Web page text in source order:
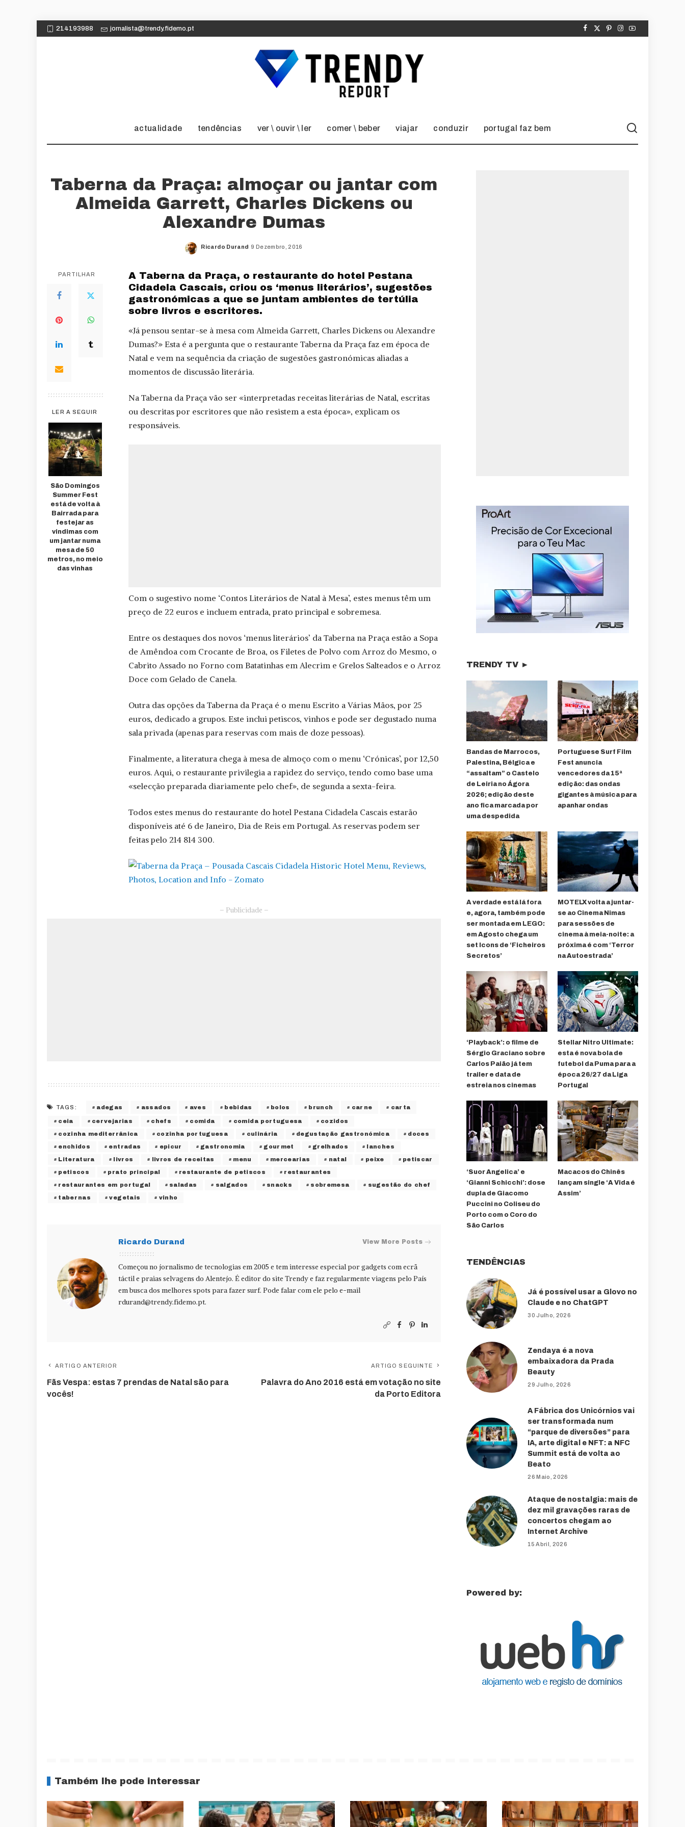
214193988 jornalista@trendy.fidemo.pt
actualidade tendências ver \ ouvir \ ler comer \ beber viajar conduzir portugal faz bem
Taberna da Praça: almoçar ou jantar com
Almeida Garrett, Charles Dickens ou
Alexandre Dumas
Posted
Ricardo Durand 9 Dezembro, 2016
PARTILHAR
LER A SEGUIR
São Domingos
Summer Fest
está de volta à
Bairrada para
festejar as
vindimas com
um jantar numa
mesa de 50
metros, no meio
das vinhas
A Taberna da Praça, o restaurante do hotel Pestana
Cidadela Cascais, criou os ‘menus literários’, sugestões
gastronómicas a que se juntam ambientes de tertúlia
sobre livros e escritores.
«Já pensou sentar-se à mesa com Almeida Garrett, Charles Dickens ou Alexandre
Dumas?» Esta é a pergunta que o restaurante Taberna da Praça faz em época de
Natal e vem na sequência da criação de sugestões gastronómicas aliadas a
momentos de discussão literária.
Na Taberna da Praça vão ser «interpretadas receitas literárias de Natal, escritas
ou descritas por escritores que não resistem a esta época», explicam os
responsáveis.
Com o sugestivo nome ‘Contos Literários de Natal à Mesa’, estes menus têm um
preço de 22 euros e incluem entrada, prato principal e sobremesa.
Entre os destaques dos novos ‘menus literários’ da Taberna na Praça estão a Sopa
de Amêndoa com Crocante de Broa, os Filetes de Polvo com Arroz do Mesmo, o
Cabrito Assado no Forno com Batatinhas em Alecrim e Grelos Salteados e o Arroz
Doce com Gelado de Canela.
Outra das opções da Taberna da Praça é o menu Escrito a Várias Mãos, por 25
euros, dedicado a grupos. Este inclui petiscos, vinhos e pode ser degustado numa
sala privada (apenas para reservas com mais de doze pessoas).
Finalmente, a literatura chega à mesa de almoço com o menu ‘Crónicas’, por 12,50
euros. Aqui, o restaurante privilegia a rapidez do serviço, tendo como base uma
«selecção preparada diariamente pelo chef», de segunda a sexta-feira.
Todos estes menus do restaurante do hotel Pestana Cidadela Cascais estarão
disponíveis até 6 de Janeiro, Dia de Reis em Portugal. As reservas podem ser
feitas pelo 214 814 300.
– Publicidade –
TAGS: adegas assados aves bebidas bolos brunch carne carta
ceia cervejarias chefs comida comida portuguesa cozidos
cozinha mediterrânica cozinha portuguesa culinária degustação gastronómica doces
enchidos entradas epicur gastronomia gourmet grelhados lanches
Literatura livros livros de receitas menu mercearias natal peixe petiscar
petiscos prato principal restaurante de petiscos restaurantes
restaurantes em portugal saladas salgados snacks sobremesa sugestão do chef
tabernas vegetais vinho
Ricardo Durand View More Posts
Começou no jornalismo de tecnologias em 2005 e tem interesse especial por gadgets com ecrã
táctil e praias selvagens do Alentejo. É editor do site Trendy e faz regularmente viagens pelo País
em busca dos melhores spots para fazer surf. Pode falar com ele pelo e-mail
rdurand@trendy.fidemo.pt.
ARTIGO ANTERIOR
Fãs Vespa: estas 7 prendas de Natal são para
vocês!
ARTIGO SEGUINTE
Palavra do Ano 2016 está em votação no site
da Porto Editora
TRENDY TV ►
Bandas de Marrocos,
Palestina, Bélgica e
“assaltam” o Castelo
de Leiria no Ágora
2026; edição deste
ano fica marcada por
uma despedida
Portuguese Surf Film
Fest anuncia
vencedores da 15ª
edição: das ondas
gigantes à música para
apanhar ondas
A verdade está lá fora
e, agora, também pode
ser montada em LEGO:
em Agosto chega um
set Icons de ‘Ficheiros
Secretos’
MOTELX volta a juntar-
se ao Cinema Nimas
para sessões de
cinema à meia-noite: a
próxima é com ‘Terror
na Autoestrada’
‘Playback’: o filme de
Sérgio Graciano sobre
Carlos Paião já tem
trailer e data de
estreia nos cinemas
Stellar Nitro Ultimate:
esta é nova bola de
futebol da Puma para a
época 26/27 da Liga
Portugal
‘Suor Angelica’ e
‘Gianni Schicchi’: dose
dupla de Giacomo
Puccini no Coliseu do
Porto com o Coro do
São Carlos
Macacos do Chinês
lançam single ‘A Vida é
Assim’
TENDÊNCIAS
Já é possível usar a Glovo no
Claude e no ChatGPT
30 Julho, 2026
Zendaya é a nova
embaixadora da Prada
Beauty
29 Julho, 2026
A Fábrica dos Unicórnios vai
ser transformada num
“parque de diversões” para
IA, arte digital e NFT: a NFC
Summit está de volta ao
Beato
26 Maio, 2026
Ataque de nostalgia: mais de
dez mil gravações raras de
concertos chegam ao
Internet Archive
15 Abril, 2026
Powered by:
Também lhe pode interessar